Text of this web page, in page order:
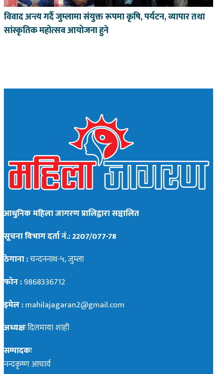
विवाद अन्त्य गर्दै जुम्लामा संयुक्त रूपमा कृषि, पर्यटन, व्यापार तथा
सांस्कृतिक महोत्सव आयोजना हुने
आधुनिक महिला जागरण प्रालिद्वारा सञ्चालित
सूचना विभाग दर्ता नं.: 2207/077-78
ठेगाना :चन्दननाथ-५, जुम्ला
फोन :9868336712
इमेल :mahilajagaran2@gmail.com
अध्यक्षःदिलमाया शाही
सम्पादकः
नन्दकृष्ण आचार्य